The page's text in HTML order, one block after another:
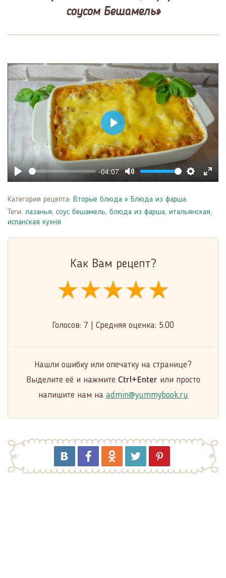
соусом Бешамель»
Play
-04:07
Mute
Settings
Enter
Play
Категория рецепта: Вторые блюда » Блюда из фарша
Теги: лазанья, соус бешамель, блюда из фарша, итальянская,
испанская кухня
Как Вам рецепт?
★★★★★
★★★★★
★★★★★
Голосов: 7 Средняя оценка: 5.00
Нашли ошибку или опечатку на странице?
Выделите её и нажмите Ctrl+Enter или просто
напишите нам на admin@yummybook.ru